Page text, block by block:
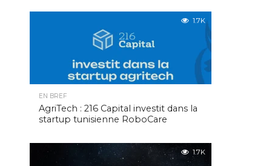
1.7K
EN BREF
AgriTech : 216 Capital investit dans la
startup tunisienne RoboCare
1.7K